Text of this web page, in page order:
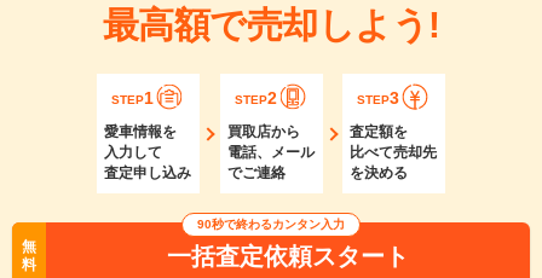
最高額で売却しよう!
STEP1
愛車情報を
入力して
査定申し込み
STEP2
買取店から
電話、メール
でご連絡
STEP3
査定額を
比べて売却先
を決める
無
料
90秒で終わるカンタン入力
一括査定依頼スタート